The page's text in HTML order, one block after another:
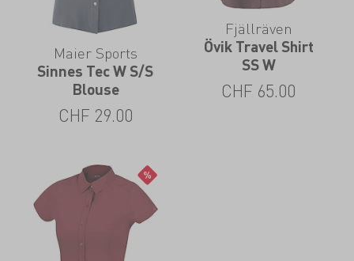
Maier Sports
Sinnes Tec W S/S
Blouse
CHF 29.00
Fjällräven
Övik Travel Shirt
SS W
CHF 65.00